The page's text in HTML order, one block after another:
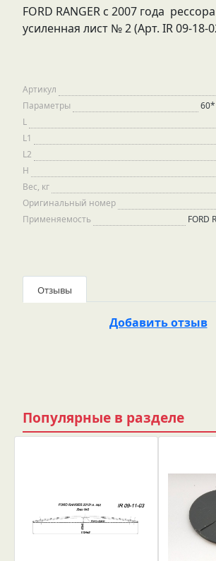
FORD RANGER с 2007 года
усиленная лист № 2 (Арт. IR 09-18-
Артикул
Параметры
L
L1
L2
H
Вес, кг
Оригинальный номер
Применяемость
FORD
Отзывы
Добавить отзыв
Популярные в разделе